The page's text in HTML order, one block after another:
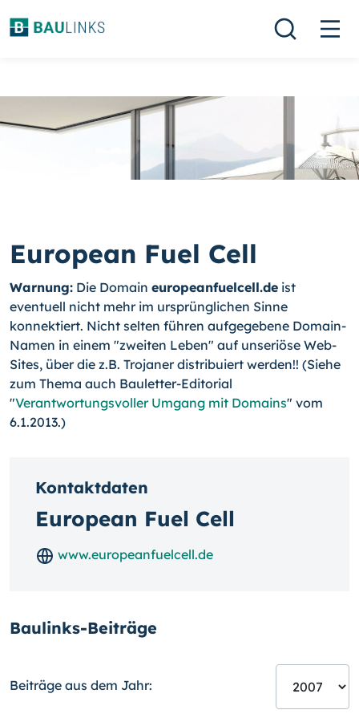
European Fuel Cell
Warnung: Die Domain europeanfuelcell.de ist
eventuell nicht mehr im ursprünglichen Sinne
konnektiert. Nicht selten führen aufgegebene Domain-
Namen in einem "zweiten Leben" auf unseriöse Web-
Sites, über die z.B. Trojaner distribuiert werden!! (Siehe
zum Thema auch Bauletter-Editorial
"Verantwortungsvoller Umgang mit Domains" vom
6.1.2013.)
Kontaktdaten
European Fuel Cell
www.europeanfuelcell.de
Baulinks-Beiträge
Beiträge aus dem Jahr: